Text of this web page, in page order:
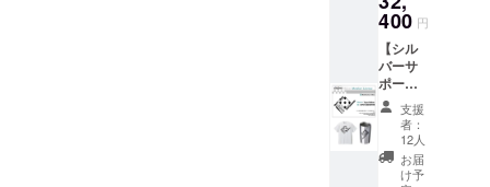
料ご招
待 （お
好きな
イベン
トにお
申込み
頂けま
す。飲
食代は
別） ・
400 円
【シル
バーサ
ポー
ターラ
イセン
スコー
ス】 ・
シル
支援
者：
12人
お届
け予